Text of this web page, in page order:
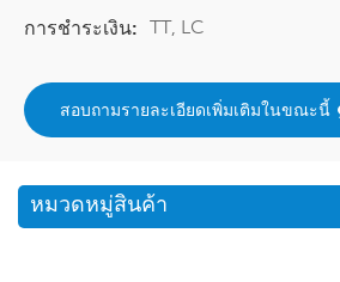
การชำระเงิน: TT, LC
สอบถามรายละเอียดเพิ่มเติมในขณะนี้
หมวดหมู่สินค้า